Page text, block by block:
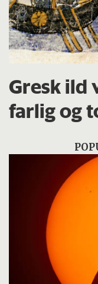
Gresk ild
farlig og